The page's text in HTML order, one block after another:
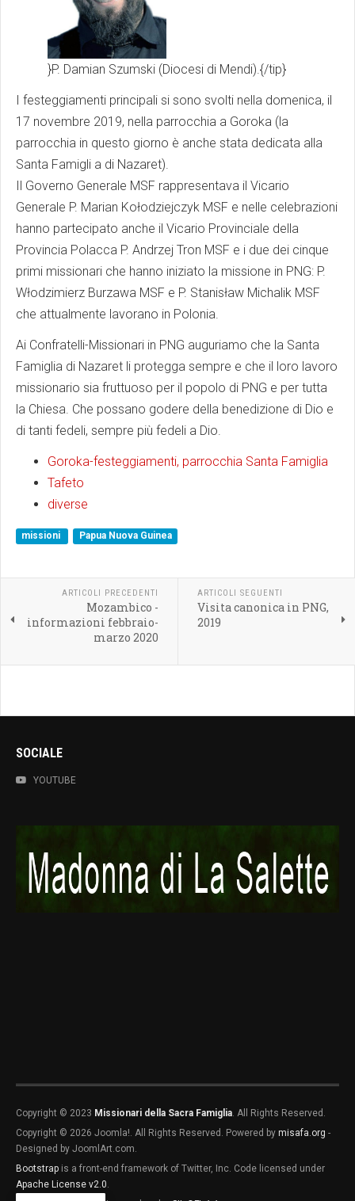
}P. Damian Szumski (Diocesi di Mendi).{/tip}
I festeggiamenti principali si sono svolti nella domenica, il
17 novembre 2019, nella parrocchia a Goroka (la
parrocchia in questo giorno è anche stata dedicata alla
Santa Famigli a di Nazaret).
Il Governo Generale MSF rappresentava il Vicario
Generale P. Marian Kołodziejczyk MSF e nelle celebrazioni
hanno partecipato anche il Vicario Provinciale della
Provincia Polacca P. Andrzej Tron MSF e i due dei cinque
primi missionari che hanno iniziato la missione in PNG: P.
Włodzimierz Burzawa MSF e P. Stanisław Michalik MSF
che attualmente lavorano in Polonia.
Ai Confratelli-Missionari in PNG auguriamo che la Santa
Famiglia di Nazaret li protegga sempre e che il loro lavoro
missionario sia fruttuoso per il popolo di PNG e per tutta
la Chiesa. Che possano godere della benedizione di Dio e
di tanti fedeli, sempre più fedeli a Dio.
Goroka-festeggiamenti, parrocchia Santa Famiglia
Tafeto
diverse
missioni Papua Nuova Guinea
ARTICOLI PRECEDENTI
Mozambico -
informazioni febbraio-
marzo 2020
ARTICOLI SEGUENTI
Visita canonica in PNG,
2019
SOCIALE
YOUTUBE
MG2
Copyright © 2023 Missionari della Sacra Famiglia . All Rights Reserved.
Copyright © 2026 Joomla!. All Rights Reserved. Powered by misafa.org -
Designed by JoomlArt.com.
Bootstrap is a front-end framework of Twitter, Inc. Code licensed under
Apache License v2.0